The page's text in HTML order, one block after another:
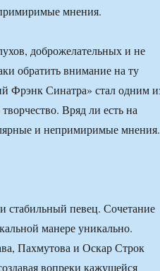
мнения.
доброжелательных и не
обратить внимание на ту
Фрэнк Синатра» стал одним
Вряд ли есть на
и непримиримые мнения.
стабильный певец. Сочетание
манере уникально.
Пахмутова и Оскар Строк
вопреки кажущейся